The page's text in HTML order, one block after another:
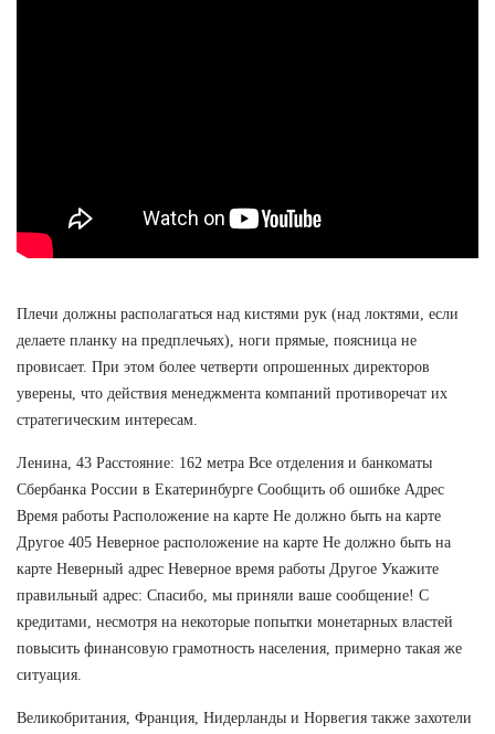
Плечи должны располагаться над кистями рук (над локтями, если
делаете планку на предплечьях), ноги прямые, поясница не
провисает. При этом более четверти опрошенных директоров
уверены, что действия менеджмента компаний противоречат их
стратегическим интересам.
Ленина, 43 Расстояние: 162 метра Все отделения и банкоматы
Сбербанка России в Екатеринбурге Сообщить об ошибке Адрес
Время работы Расположение на карте Не должно быть на карте
Другое 405 Неверное расположение на карте Не должно быть на
карте Неверный адрес Неверное время работы Другое Укажите
правильный адрес: Спасибо, мы приняли ваше сообщение! С
кредитами, несмотря на некоторые попытки монетарных властей
повысить финансовую грамотность населения, примерно такая же
ситуация.
Великобритания, Франция, Нидерланды и Норвегия также захотели